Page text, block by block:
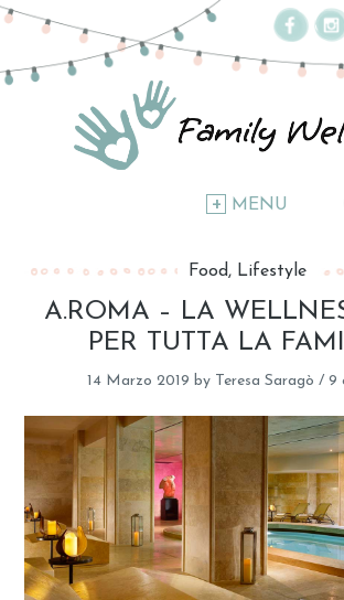
MENU
Food Lifestyle
A.ROMA – LA
PER TUTTA LA
14 Marzo 2019 by Teresa Saragò / 9